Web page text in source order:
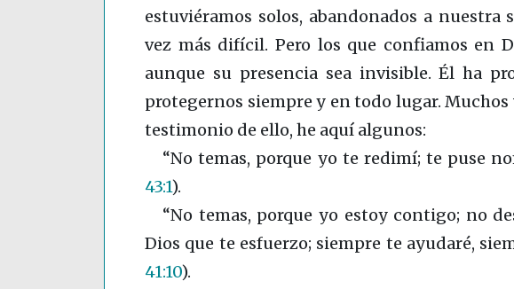
estuviéramos solos, abandonados a
vez más difícil. Pero los que confiamos en
aunque su presencia sea invisible. Él ha
protegernos siempre y en todo lugar.
testimonio de ello, he aquí algunos:
“No temas, porque yo te redimí; te puse
43:1).
“No temas, porque yo estoy contigo; no
Dios que te esfuerzo; siempre te ayudaré,
41:10).